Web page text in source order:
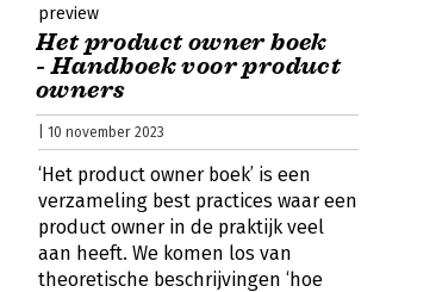
preview
Het product owner boek
- Handboek voor product
owners
| 10 november 2023
‘Het product owner boek’ is een
verzameling best practices waar een
product owner in de praktijk veel
aan heeft. We komen los van
theoretische beschrijvingen ‘hoe